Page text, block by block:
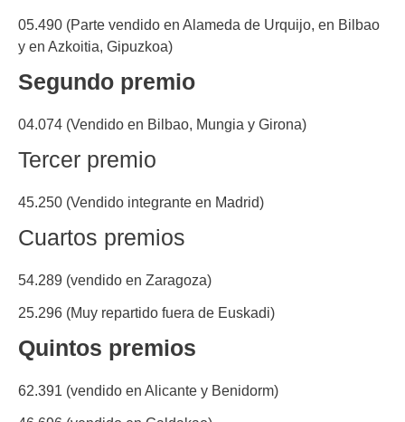
05.490 (Parte vendido en Alameda de Urquijo, en Bilbao
y en Azkoitia, Gipuzkoa)
Segundo premio
04.074 (Vendido en Bilbao, Mungia y Girona)
Tercer premio
45.250 (Vendido integrante en Madrid)
Cuartos premios
54.289 (vendido en Zaragoza)
25.296 (Muy repartido fuera de Euskadi)
Quintos premios
62.391 (vendido en Alicante y Benidorm)